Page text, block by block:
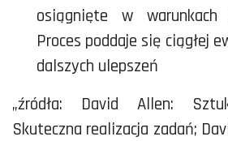
osiągnięte w warunkach
Proces poddaje się ciągłej
dalszych ulepszeń
„źródła: David Allen:
Skuteczna realizacja zadań;